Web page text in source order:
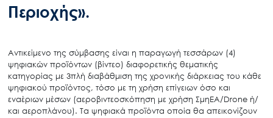
Περιοχής».
Αντικείμενο της σύμβασης είναι η παραγωγή τεσσάρων (4)
ψηφιακών προϊόντων (βίντεο) διαφορετικής θεματικής
κατηγορίας με 3πλή διαβάθμιση της χρονικής διάρκειας του κάθε
ψηφιακού προϊόντος, τόσο με τη χρήση επίγειων όσο και
εναέριων μέσων (αεροβιντεοσκόπηση με χρήση ΣμηΕΑ/Drone ή/
και αεροπλάνου). Τα ψηφιακά προϊόντα οποία θα απεικονίζουν